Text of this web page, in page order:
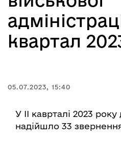
квартал
05.07.2023, 15:40
У ІІ каврталі 2023
надійшло 33